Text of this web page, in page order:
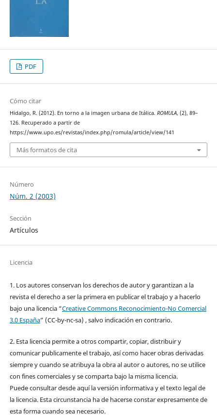
PDF
Cómo citar
Hidalgo, R. (2012). En torno a la imagen urbana de Itálica. ROMULA, (2), 89–
126. Recuperado a partir de
https://www.upo.es/revistas/index.php/romula/article/view/141
Más formatos de cita
Número
Núm. 2 (2003)
Sección
Artículos
Licencia
1. Los autores conservan los derechos de autor y garantizan a la
revista el derecho a ser la primera en publicar el trabajo y a hacerlo
bajo una licencia “Creative Commons Reconocimiento-No Comercial
3.0 España” (CC-by-nc-sa) , salvo indicación en contrario.
2. Esta licencia permite a otros compartir, copiar, distribuir y
comunicar publicamente el trabajo, así como hacer obras derivadas
siempre y cuando se atribuya la obra al autor o autores, no se utilice
con fines comerciales y se comparta bajo la misma licencia.
Puede consultar desde aquí la versión informativa y el texto legal de
la licencia. Esta circunstancia ha de hacerse constar expresamente de
esta forma cuando sea necesario.